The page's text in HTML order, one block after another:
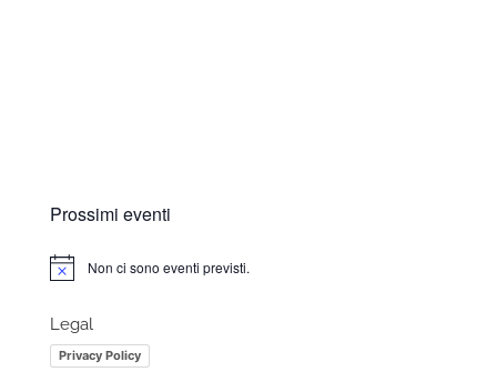
Prossimi eventi
Notice Non ci sono eventi previsti.
Legal
Privacy Policy